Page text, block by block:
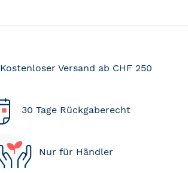
Kostenloser Versand ab CHF 250
30 Tage Rückgaberecht
Nur für Händler